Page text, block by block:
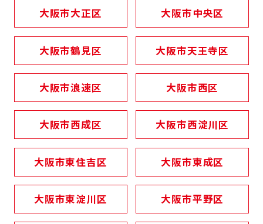
大阪市大正区 大阪市中央区
大阪市鶴見区 大阪市天王寺区
大阪市浪速区 大阪市西区
大阪市西成区 大阪市西淀川区
大阪市東住吉区 大阪市東成区
大阪市東淀川区 大阪市平野区